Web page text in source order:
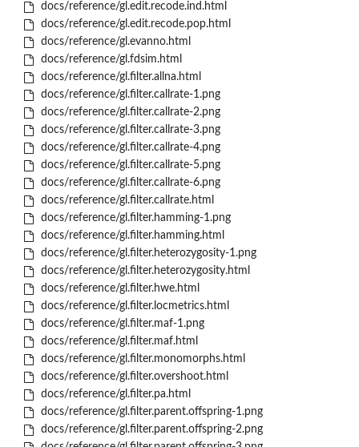
docs/reference/gl.edit.recode.ind.html
docs/reference/gl.edit.recode.pop.html
docs/reference/gl.evanno.html
docs/reference/gl.fdsim.html
docs/reference/gl.filter.allna.html
docs/reference/gl.filter.callrate-1.png
docs/reference/gl.filter.callrate-2.png
docs/reference/gl.filter.callrate-3.png
docs/reference/gl.filter.callrate-4.png
docs/reference/gl.filter.callrate-5.png
docs/reference/gl.filter.callrate-6.png
docs/reference/gl.filter.callrate.html
docs/reference/gl.filter.hamming-1.png
docs/reference/gl.filter.hamming.html
docs/reference/gl.filter.heterozygosity-1.png
docs/reference/gl.filter.heterozygosity.html
docs/reference/gl.filter.hwe.html
docs/reference/gl.filter.locmetrics.html
docs/reference/gl.filter.maf-1.png
docs/reference/gl.filter.maf.html
docs/reference/gl.filter.monomorphs.html
docs/reference/gl.filter.overshoot.html
docs/reference/gl.filter.pa.html
docs/reference/gl.filter.parent.offspring-1.png
docs/reference/gl.filter.parent.offspring-2.png